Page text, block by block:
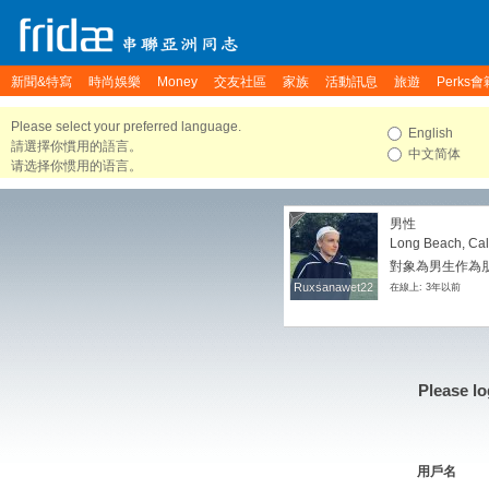
新聞&特寫 時尚娛樂 Money 交友社區 家族 活動訊息 旅遊 Perks會
Please select your preferred language.
請選擇你慣用的語言。
请选择你惯用的语言。
English
中文简体
Ruxsanawet22
Ruxsanawet22
男性
Long Beach,
對象為男生作為
在線上: 3年以前
Please
用戶名